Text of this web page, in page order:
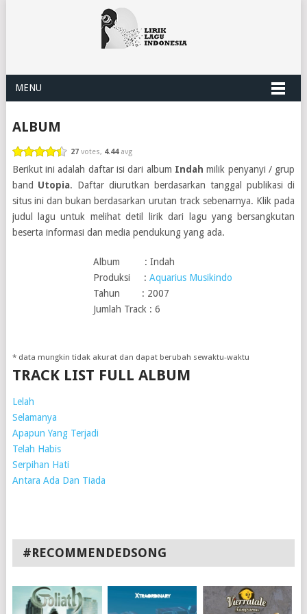
MENU
ALBUM
27votes, 4.44avg
Berikut ini adalah daftar isi dari album Indah milik penyanyi / grup
band Utopia. Daftar diurutkan berdasarkan tanggal publikasi di
situs ini dan bukan berdasarkan urutan track sebenarnya. Klik pada
judul lagu untuk melihat detil lirik dari lagu yang bersangkutan
beserta informasi dan media pendukung yang ada.
Album : Indah
Produksi : Aquarius Musikindo
Tahun : 2007
Jumlah Track : 6
* data mungkin tidak akurat dan dapat berubah sewaktu-waktu
TRACK LIST FULL ALBUM
Lelah
Selamanya
Apapun Yang Terjadi
Telah Habis
Serpihan Hati
Antara Ada Dan Tiada
#RECOMMENDEDSONG